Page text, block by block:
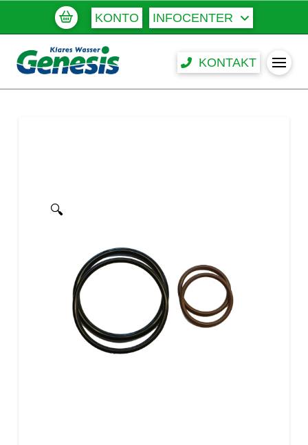
KONTO INFOCENTER
KONTAKT
🔍